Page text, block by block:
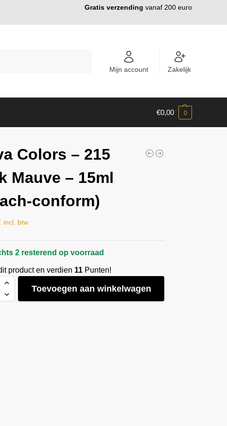
Gratis verzending vanaf 200 euro
Mijn account Zakelijk
€0,00 0
Colors – 215
Mauve – 15ml
conform)
incl. btw
2 resterend op voorraad
product en verdien 11 Punten!
Toevoegen aan winkelwagen